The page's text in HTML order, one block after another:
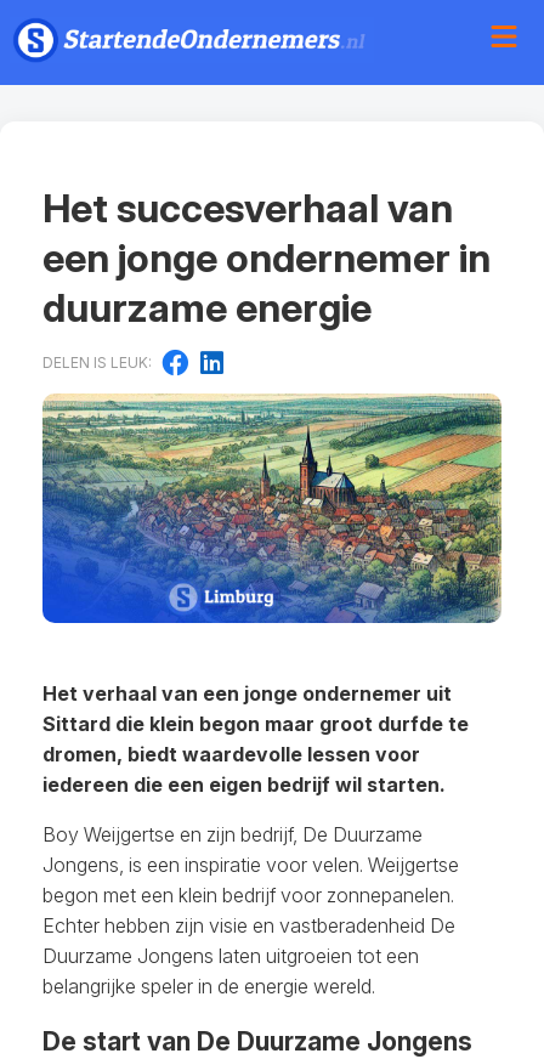
Het succesverhaal van
een jonge ondernemer in
duurzame energie
DELEN IS LEUK:
Het verhaal van een jonge ondernemer uit
Sittard die klein begon maar groot durfde te
dromen, biedt waardevolle lessen voor
iedereen die een eigen bedrijf wil starten.
Boy Weijgertse en zijn bedrijf, De Duurzame
Jongens, is een inspiratie voor velen. Weijgertse
begon met een klein bedrijf voor zonnepanelen.
Echter hebben zijn visie en vastberadenheid De
Duurzame Jongens laten uitgroeien tot een
belangrijke speler in de energie wereld.
De start van De Duurzame Jongens